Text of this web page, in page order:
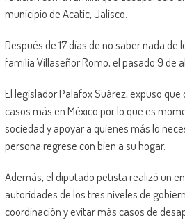
municipio de Acatic, Jalisco.
Después de 17 días de no saber nada de
familia Villaseñor Romo, el pasado 9 de
El legislador Palafox Suárez, expuso
casos más en México por lo que es
sociedad y apoyar a quienes más lo
persona regrese con bien a su hogar.
Además, el diputado petista realizó un
autoridades de los tres niveles de
coordinación y evitar más casos de